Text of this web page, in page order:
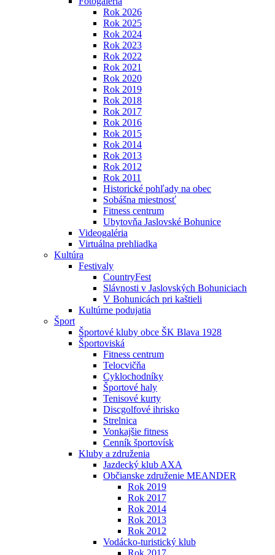
Rok 2026
Rok 2025
Rok 2024
Rok 2023
Rok 2022
Rok 2021
Rok 2020
Rok 2019
Rok 2018
Rok 2017
Rok 2016
Rok 2015
Rok 2014
Rok 2013
Rok 2012
Rok 2011
Historické pohľady na obec
Sobášna miestnosť
Fitness centrum
Ubytovňa Jaslovské Bohunice
Videogaléria
Virtuálna prehliadka
Kultúra
Festivaly
CountryFest
Slávnosti v Jaslovských Bohuniciach
V Bohunicách pri kaštieli
Kultúrne podujatia
Šport
Športové kluby obce ŠK Blava 1928
Športoviská
Fitness centrum
Telocvičňa
Cyklochodníky
Športové haly
Tenisové kurty
Discgolfové ihrisko
Strelnica
Vonkajšie fitness
Cenník športovísk
Kluby a združenia
Jazdecký klub AXA
Občianske združenie MEANDER
Rok 2019
Rok 2017
Rok 2014
Rok 2013
Rok 2012
Vodácko-turistický klub
Rok 2017